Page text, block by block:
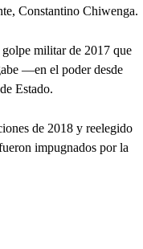
Constantino Chiwenga.
militar de 2017 que
—en el poder desde
Estado.
de 2018 y reelegido
impugnados por la